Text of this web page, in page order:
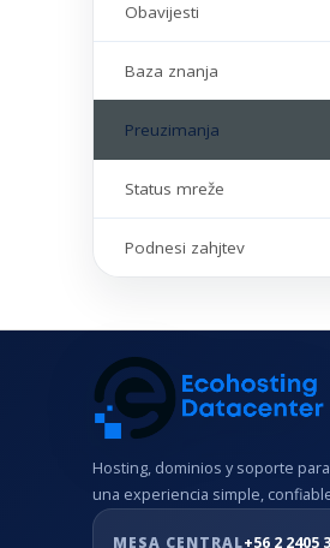
Obavijesti
Baza znanja
Preuzimanja
Status mreže
Podnesi zahjtev
Hosting, dominios y soporte
una experiencia simple,
MESA CENTRAL+56 2 2405